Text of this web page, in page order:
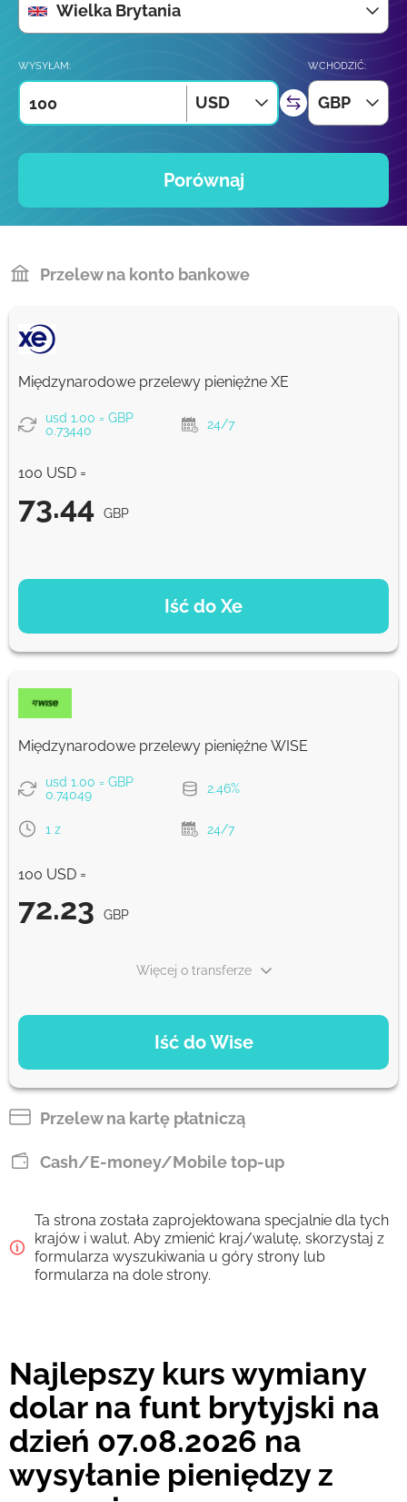
Wielka Brytania
WYSYŁAM:
USD
WCHODZIĆ:
GBP
Porównaj
Przelew na konto bankowe
Międzynarodowe przelewy pieniężne XE
usd 1.00 = GBP
0.73440
24/7
100 USD =
73.44 GBP
Iść do Xe
OPCJE PŁATNOŚCI
73.44 GBP NaN d
Prowizja Strumok, zawsze 0%
Międzynarodowe przelewy pieniężne WISE
usd 1.00 = GBP
0.74049
2.46%
1 z 24/7
100 USD =
72.23 GBP
Iść do Wise
Więcej o transferze
OPCJE PŁATNOŚCI
72.23 GBP 1 z
Prowizja Strumok, zawsze 0%
Przelew na kartę płatniczą
Cash/E-money/Mobile top-up
Ta strona została zaprojektowana specjalnie dla tych
krajów i walut. Aby zmienić kraj/walutę, skorzystaj z
formularza wyszukiwania u góry strony lub
formularza na dole strony.
Najlepszy kurs wymiany
dolar na funt brytyjski na
dzień 07.08.2026 na
wysyłanie pieniędzy z